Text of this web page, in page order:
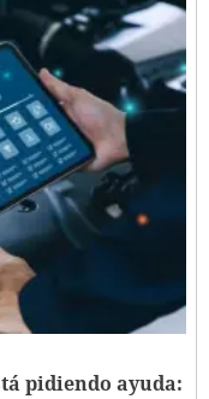
pidiendo ayuda: